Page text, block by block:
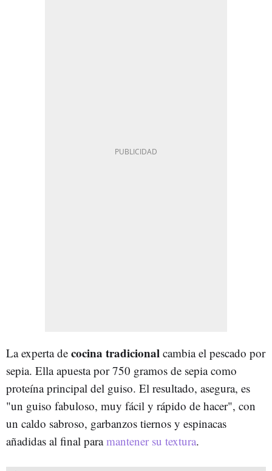
La experta de cocina tradicional cambia el pescado por
sepia. Ella apuesta por 750 gramos de sepia como
proteína principal del guiso. El resultado, asegura, es
"un guiso fabuloso, muy fácil y rápido de hacer", con
un caldo sabroso, garbanzos tiernos y espinacas
añadidas al final paramantener su textura.